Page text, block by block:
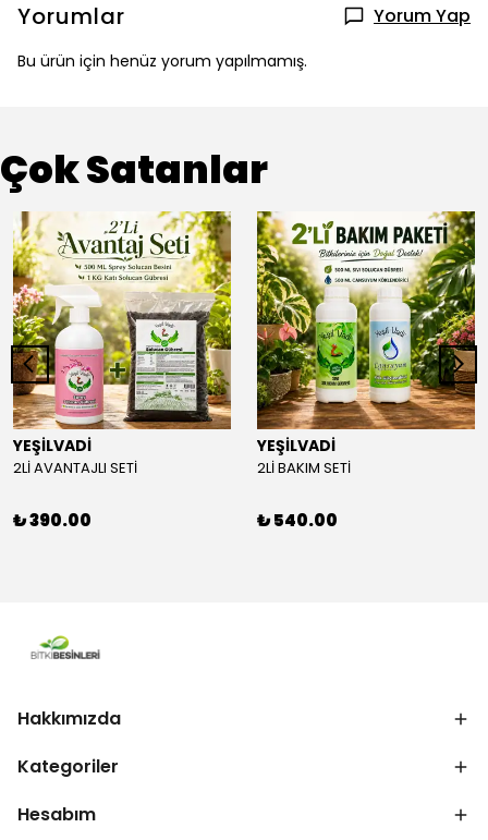
Yorumlar Yorum Yap
Bu ürün için henüz yorum yapılmamış.
Çok Satanlar
YEŞİLVADİ
2Lİ AVANTAJLI SETİ
₺ 390.00
YEŞİLVADİ
2Lİ BAKIM SETİ
₺ 540.00
Hakkımızda
Kategoriler
Hesabım